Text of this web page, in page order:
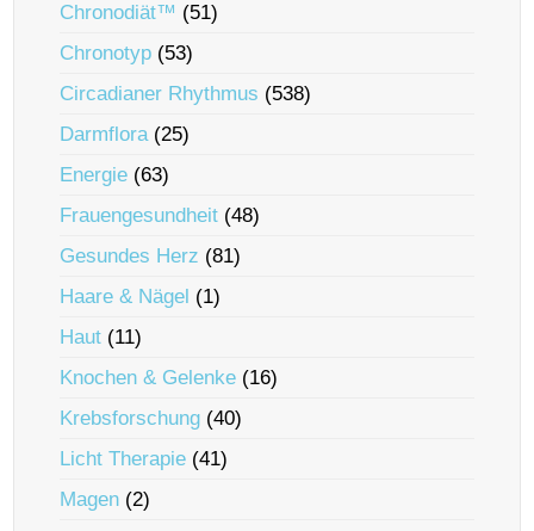
Chronodiät™ (51)
Chronotyp (53)
Circadianer Rhythmus (538)
Darmflora(25)
Energie (63)
Frauengesundheit (48)
Gesundes Herz (81)
Haare & Nägel (1)
Haut (11)
Knochen & Gelenke (16)
Krebsforschung (40)
Licht Therapie (41)
Magen (2)